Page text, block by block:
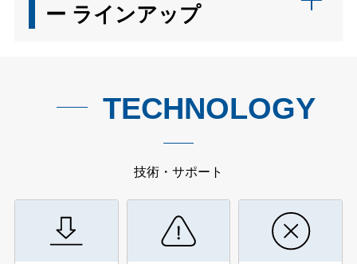
ー ラインアップ
TECHNOLOGY
技術・サポート